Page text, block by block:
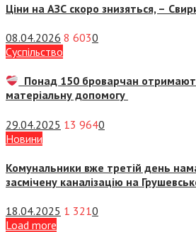
Ціни на АЗС скоро знизяться, –
08.04.2026 8 6030
Суспiльство
Понад 150 броварчан
матеріальну допомогу
29.04.2025 13 9640
Новини
Комунальники вже третій день
засмічену каналізацію на
18.04.2025 1 3210
Load more